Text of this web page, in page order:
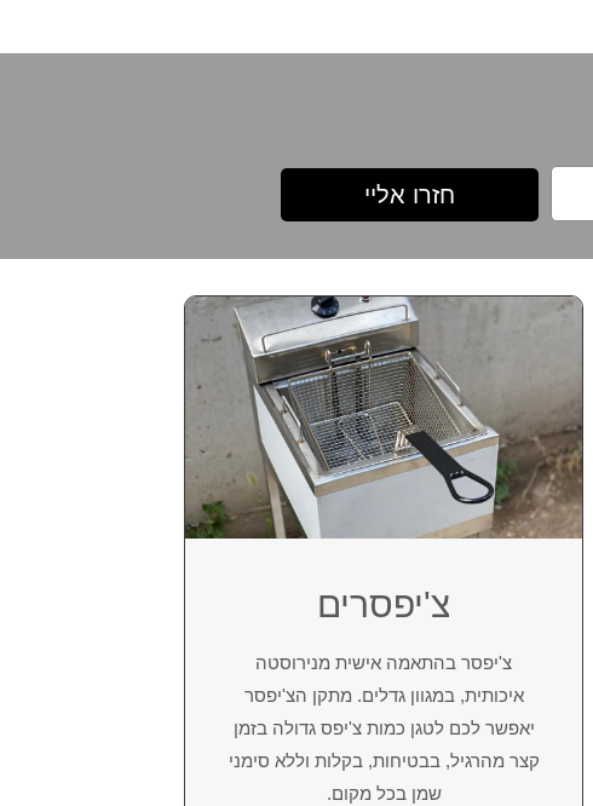
חזרו אליי
צ'יפסרים
צ'יפסר בהתאמה אישית מנירוסטה
איכותית, במגוון גדלים. מתקן הצ'יפסר
יאפשר לכם לטגן כמות צ'יפס גדולה בזמן
קצר מהרגיל, בבטיחות, בקלות וללא סימני
שמן בכל מקום.